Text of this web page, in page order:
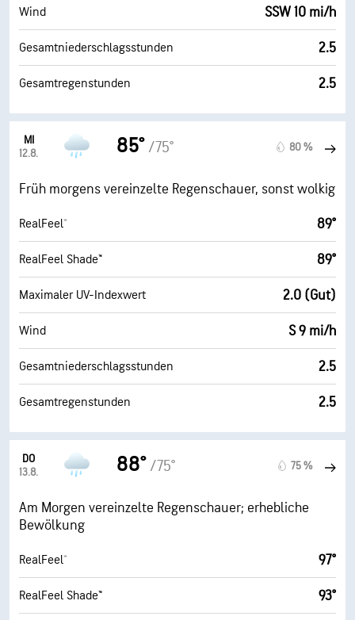
Wind SSW 10 mi/h
Gesamtniederschlagsstunden 2.5
Gesamtregenstunden 2.5
MI
12.8.
85° /75° 80 %
Früh morgens vereinzelte Regenschauer, sonst wolkig
RealFeel® 89°
RealFeel Shade™ 89°
Maximaler UV-Indexwert 2.0 (Gut)
Wind S 9 mi/h
Gesamtniederschlagsstunden 2.5
Gesamtregenstunden 2.5
DO
13.8.
88° /75° 75 %
Am Morgen vereinzelte Regenschauer; erhebliche
Bewölkung
RealFeel® 97°
RealFeel Shade™ 93°